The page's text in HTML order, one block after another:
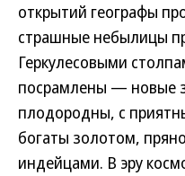
открытий географы
страшные небылицы
Геркулесовыми
посрамлены — новые
плодородны, с
богаты золотом,
индейцами. В эру